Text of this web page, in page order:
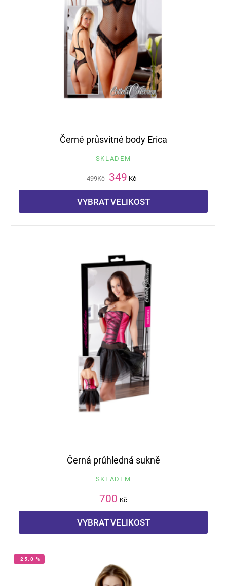
Černé průsvitné body Erica
SKLADEM
499Kč 349 Kč
VYBRAT VELIKOST
Černá průhledná sukně
SKLADEM
700 Kč
VYBRAT VELIKOST
-25.0 %